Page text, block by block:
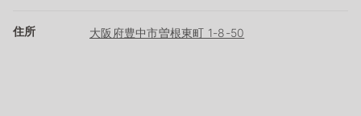
住所 大阪府豊中市曽根東町 1-8-50